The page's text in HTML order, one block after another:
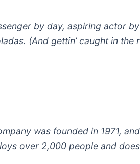
by day, aspiring actor
(And gettin’ caught in the
was founded in 1971,
over 2,000 people and